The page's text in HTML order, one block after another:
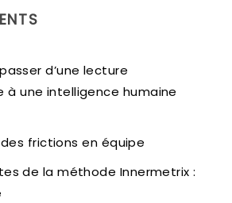
d’une lecture
une intelligence humaine
des frictions en équipe
de la méthode Innermetrix :